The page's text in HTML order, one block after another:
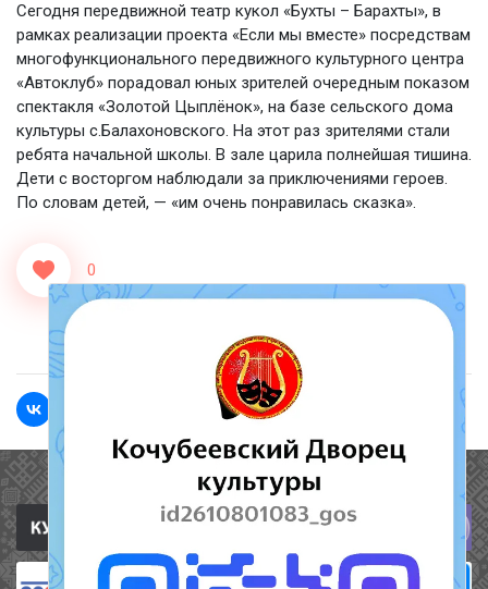
Сегодня передвижной театр кукол «Бухты – Барахты», в
рамках реализации проекта «Если мы вместе» посредствам
многофункционального передвижного культурного центра
«Автоклуб» порадовал юных зрителей очередным показом
спектакля «Золотой Цыплёнок», на базе сельского дома
культуры с.Балахоновского. На этот раз зрителями стали
ребята начальной школы. В зале царила полнейшая тишина.
Дети с восторгом наблюдали за приключениями героев.
По словам детей, — «им очень понравилась сказка».
0
Полезные ссылки